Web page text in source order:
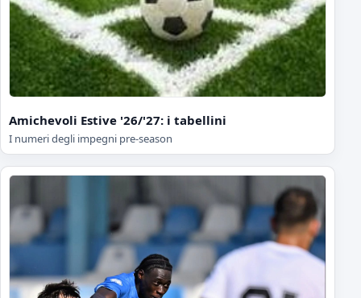
Amichevoli Estive '26/'27: i tabellini
I numeri degli impegni pre-season